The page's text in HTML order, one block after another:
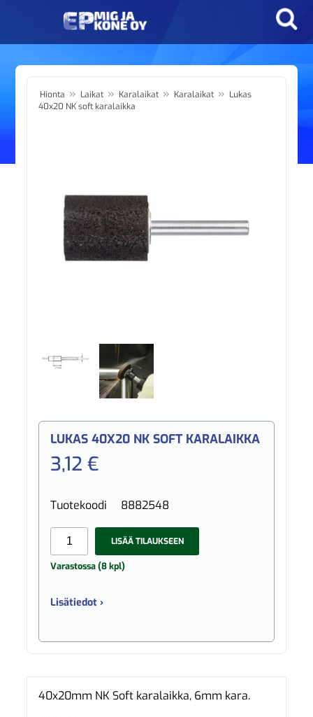
Hionta » Laikat » Karalaikat » Karalaikat » Lukas
40x20 NK soft karalaikka
LUKAS 40X20 NK SOFT KARALAIKKA
3,12 €
Tuotekoodi 8882548
LISÄÄ TILAUKSEEN
Varastossa (8 kpl)
Lisätiedot ›
40x20mm NK Soft karalaikka, 6mm kara.